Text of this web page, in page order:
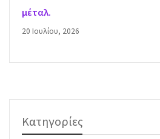
μέταλ.
20 Ιουλίου, 2026
Κατηγορίες